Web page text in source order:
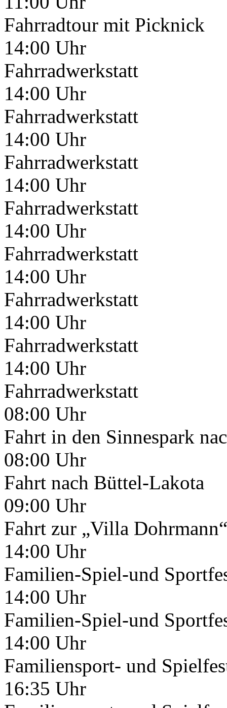
Fahrradtour mit Picknick
14:00 Uhr
Fahrradwerkstatt
14:00 Uhr
Fahrradwerkstatt
14:00 Uhr
Fahrradwerkstatt
14:00 Uhr
Fahrradwerkstatt
14:00 Uhr
Fahrradwerkstatt
14:00 Uhr
Fahrradwerkstatt
14:00 Uhr
Fahrradwerkstatt
14:00 Uhr
Fahrradwerkstatt
08:00 Uhr
Fahrt in den Sinnespark
08:00 Uhr
Fahrt nach Büttel-Lakota
09:00 Uhr
Fahrt zur „Villa Dohrmann“
14:00 Uhr
Familien-Spiel-und
14:00 Uhr
Familien-Spiel-und
14:00 Uhr
Familiensport- und
16:35 Uhr